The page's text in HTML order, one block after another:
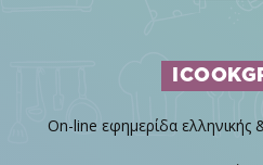
On-line εφημερίδα ελληνικής